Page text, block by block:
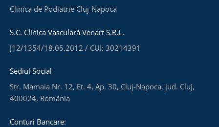
Clinica de Podiatrie Cluj-Napoca
S.C. Clinica Vasculară Venart S.R.L.
J12/1354/18.05.2012 / CUI: 30214391
Sediul Social
Str. Mamaia Nr. 12, Et. 4, Ap. 30, Cluj-Napoca, jud. Cluj,
400024, România
Conturi Bancare: